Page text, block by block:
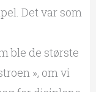
Det var som
ble de største
», om vi